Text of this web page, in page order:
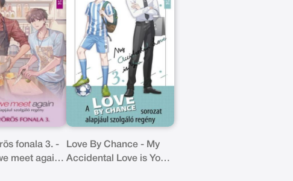
fonala 3. -
meet again
Love By Chance - My
Accidental Love is You